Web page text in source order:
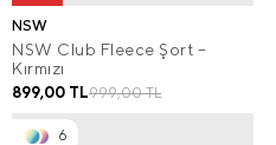
NSW
NSW Club Fleece Şort –
Kırmızı
999,00 TL
899,00 TL
6